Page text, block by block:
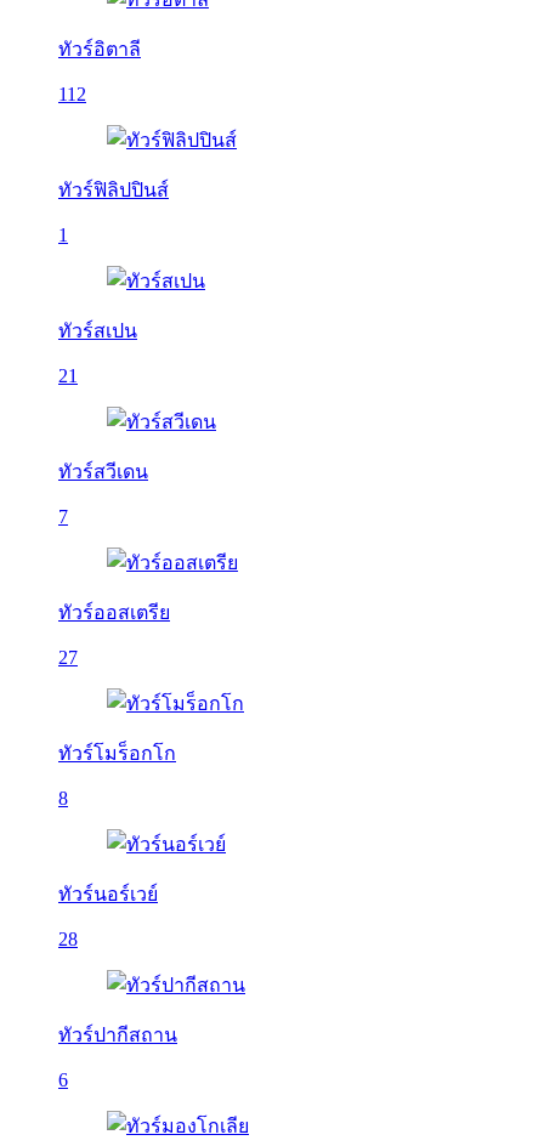
ทัวร์อิตาลี
112
ทัวร์ฟิลิปปินส์
1
ทัวร์สเปน
21
ทัวร์สวีเดน
7
ทัวร์ออสเตรีย
27
ทัวร์โมร็อกโก
8
ทัวร์นอร์เวย์
28
ทัวร์ปากีสถาน
6